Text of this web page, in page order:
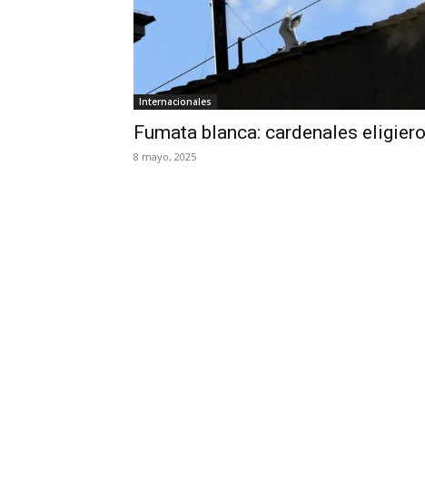
Internacionales
Fumata blanca: cardenales
8 mayo, 2025